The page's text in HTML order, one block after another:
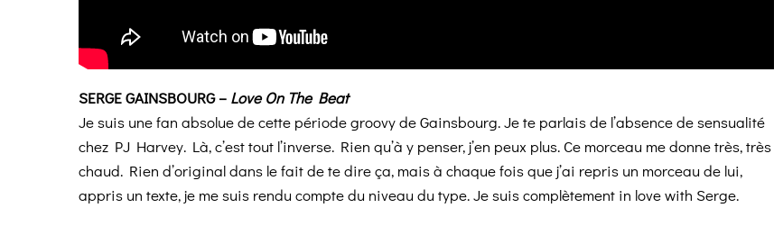
SERGE GAINSBOURG – Love On The Beat
Je suis une fan absolue de cette période groovy de Gainsbourg. Je te parlais de l’absence de sensualité
chez PJ Harvey. Là, c’est tout l’inverse. Rien qu’à y penser, j’en peux plus. Ce morceau me donne très, très
chaud. Rien d’original dans le fait de te dire ça, mais à chaque fois que j’ai repris un morceau de lui,
appris un texte, je me suis rendu compte du niveau du type. Je suis complètement in love with Serge.